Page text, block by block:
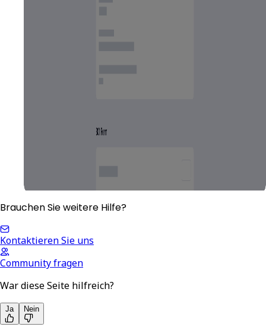
Brauchen Sie weitere Hilfe?
Kontaktieren Sie uns
Community fragen
War diese Seite hilfreich?
Ja Nein